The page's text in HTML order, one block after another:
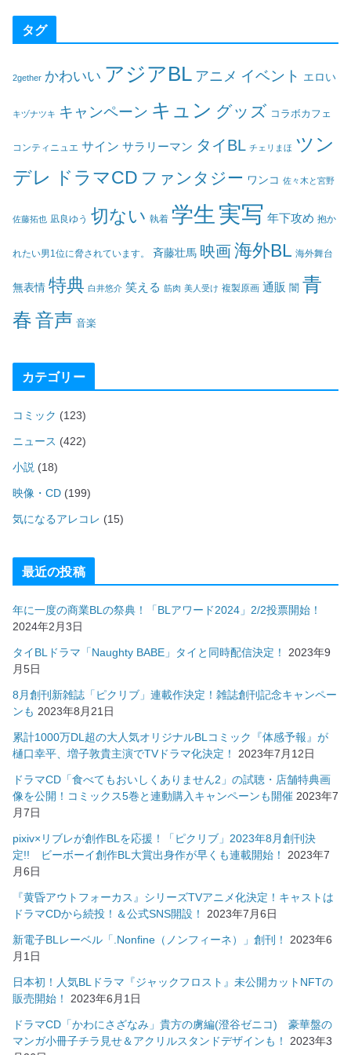
タグ
2gether かわいい アジアBL アニメ イベント エロい
キヅナツキ キャンペーン キュン グッズ コラボカフェ
コンティニュエ サイン サラリーマン タイBL チェリまほ ツン
デレ
ドラマCD ファンタジー ワンコ 佐々木と宮野
佐藤拓也 凪良ゆう 切ない 執着 学生 実写 年下攻め 抱か
れたい男1位に脅されています。 斉藤壮馬 映画海外BL 海外舞台
無表情 特典 白井悠介 笑える 筋肉 美人受け 複製原画 通販 闇 青
春音声 音楽
カテゴリー
コミック (123)
ニュース (422)
小説 (18)
映像・CD (199)
気になるアレコレ (15)
最近の投稿
年に一度の商業BLの祭典！「BLアワード2024」2/2投票開始！
2024年2月3日
タイBLドラマ「Naughty BABE」タイと同時配信決定！
2023年9
月5日
8月創刊新雑誌「ピクリブ」連載作決定！雑誌創刊記念キャンペー
ンも 2023年8月21日
累計1000万DL超の大人気オリジナルBLコミック『体感予報』が
樋口幸平、増子敦貴主演でTVドラマ化決定！
2023年7月12日
ドラマCD「食べてもおいしくありません2」の試聴・店舗特典画
像を公開！コミックス5巻と連動購入キャンペーンも開催 2023年7
月7日
pixiv×リブレが創作BLを応援！「ピクリブ」2023年8月創刊決
定!! ビーボーイ創作BL大賞出身作が早くも連載開始！
2023年7
月6日
『黄昏アウトフォーカス』シリーズTVアニメ化決定！キャストは
ドラマCDから続投！＆公式SNS開設！
2023年7月6日
新電子BLレーベル「.Nonfine（ノンフィーネ）」創刊！
2023年6
月1日
日本初！人気BLドラマ『ジャックフロスト』未公開カットNFTの
販売開始！
2023年6月1日
ドラマCD「かわにさざなみ」貴方の虜編(澄谷ゼニコ) 豪華盤の
マンガ小冊子チラ見せ＆アクリルスタンドデザインも！
2023年3